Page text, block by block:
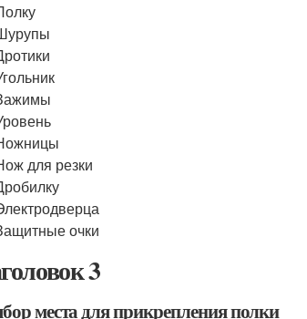
для резки
очки
3
места для прикрепления полки